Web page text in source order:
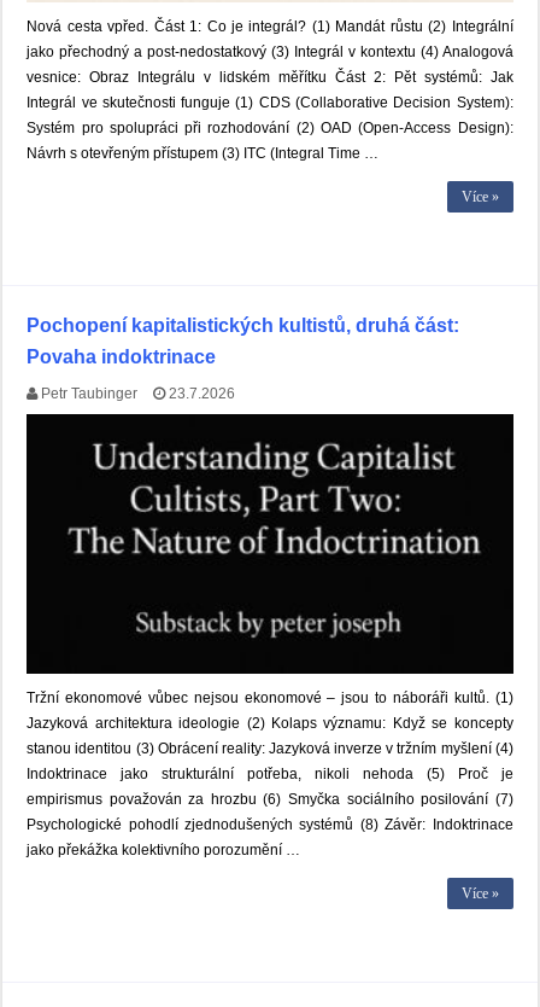
Nová cesta vpřed. Část 1: Co je integrál? (1) Mandát růstu (2) Integrální
jako přechodný a post-nedostatkový (3) Integrál v kontextu (4) Analogová
vesnice: Obraz Integrálu v lidském měřítku Část 2: Pět systémů: Jak
Integrál ve skutečnosti funguje (1) CDS (Collaborative Decision System):
Systém pro spolupráci při rozhodování (2) OAD (Open-Access Design):
Návrh s otevřeným přístupem (3) ITC (Integral Time …
Více »
Pochopení kapitalistických kultistů, druhá část:
Povaha indoktrinace
Petr Taubinger 23.7.2026
Tržní ekonomové vůbec nejsou ekonomové – jsou to náboráři kultů. (1)
Jazyková architektura ideologie (2) Kolaps významu: Když se koncepty
stanou identitou (3) Obrácení reality: Jazyková inverze v tržním myšlení (4)
Indoktrinace jako strukturální potřeba, nikoli nehoda (5) Proč je
empirismus považován za hrozbu (6) Smyčka sociálního posilování (7)
Psychologické pohodlí zjednodušených systémů (8) Závěr: Indoktrinace
jako překážka kolektivního porozumění …
Více »